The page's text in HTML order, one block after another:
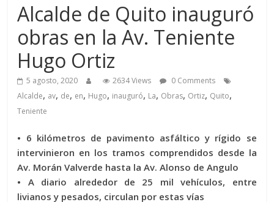
Alcalde de Quito inauguró
obras en la Av. Teniente
Hugo Ortiz
5 agosto, 2020 2634 Views
0 Comments
Alcalde, av, de, en, Hugo, inauguró, La, Obras, Ortiz, Quito,
Teniente
• 6 kilómetros de pavimento asfáltico y rígido se
intervinieron en los tramos comprendidos desde la
Av. Morán Valverde hasta la Av. Alonso de Angulo
• A diario alrededor de 25 mil vehículos, entre
livianos y pesados, circulan por estas vías